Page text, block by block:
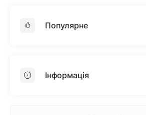
Популярне
ПінопластІнформація